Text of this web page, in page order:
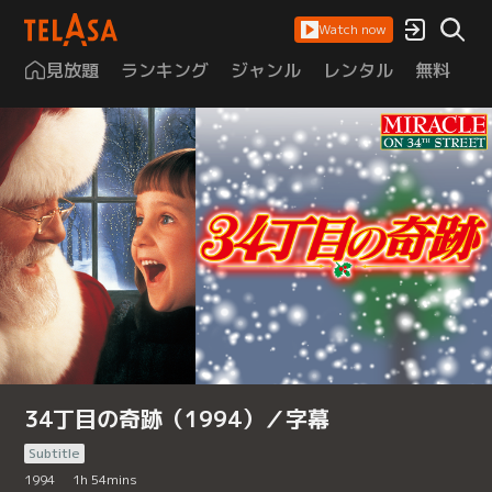
Watch now
見放題 ランキング ジャンル レンタル 無料
34丁目の奇跡（1994）／字幕
Subtitle
1994
1h 54mins